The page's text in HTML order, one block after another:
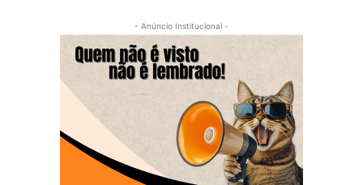
- Anúncio Institucional -